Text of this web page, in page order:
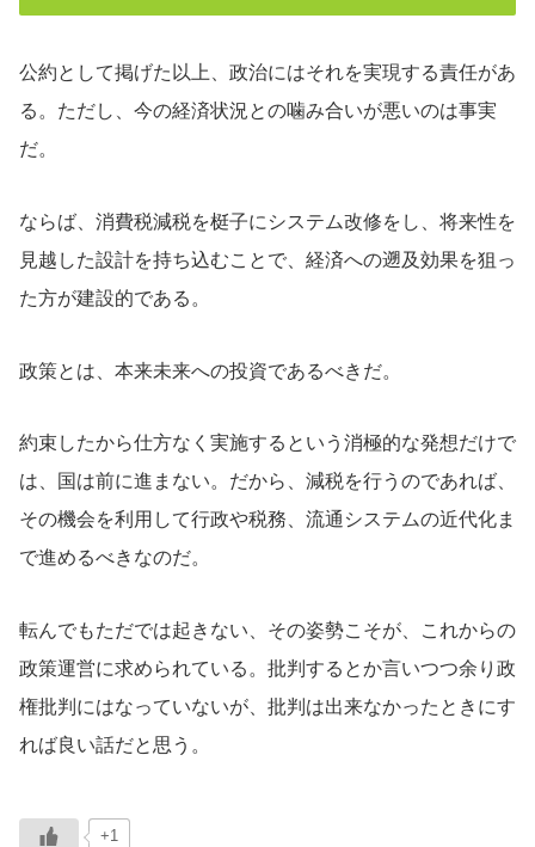
公約として掲げた以上、政治にはそれを実現する責任があ
る。ただし、今の経済状況との噛み合いが悪いのは事実
だ。
ならば、消費税減税を梃子にシステム改修をし、将来性を
見越した設計を持ち込むことで、経済への遡及効果を狙っ
た方が建設的である。
政策とは、本来未来への投資であるべきだ。
約束したから仕方なく実施するという消極的な発想だけで
は、国は前に進まない。だから、減税を行うのであれば、
その機会を利用して行政や税務、流通システムの近代化ま
で進めるべきなのだ。
転んでもただでは起きない、その姿勢こそが、これからの
政策運営に求められている。批判するとか言いつつ余り政
権批判にはなっていないが、批判は出来なかったときにす
れば良い話だと思う。
+1